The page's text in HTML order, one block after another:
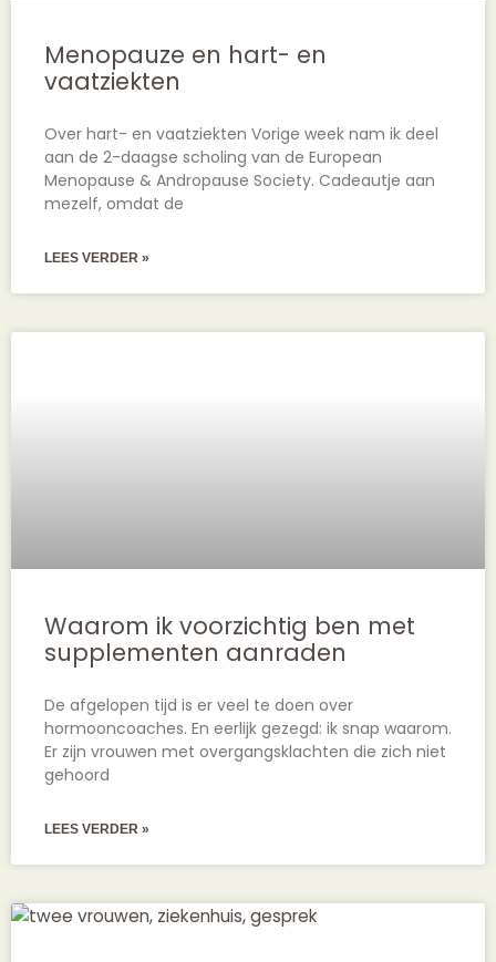
Menopauze en hart- en
vaatziekten
Over hart- en vaatziekten Vorige week nam ik deel
aan de 2-daagse scholing van de European
Menopause & Andropause Society. Cadeautje aan
mezelf, omdat de
LEES VERDER »
Waarom ik voorzichtig ben met
supplementen aanraden
De afgelopen tijd is er veel te doen over
hormooncoaches. En eerlijk gezegd: ik snap waarom.
Er zijn vrouwen met overgangsklachten die zich niet
gehoord
LEES VERDER »